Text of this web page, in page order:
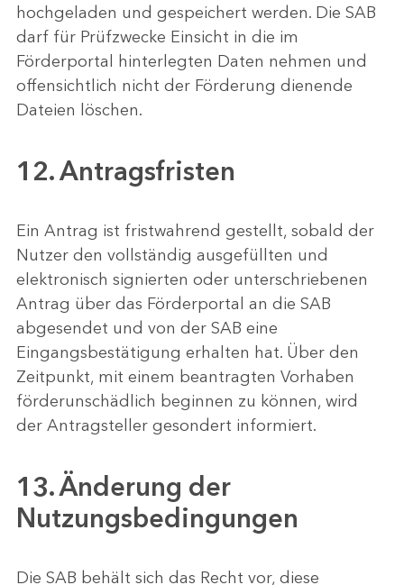
hochgeladen und gespeichert werden. Die SAB
darf für Prüfzwecke Einsicht in die im
Förderportal hinterlegten Daten nehmen und
offensichtlich nicht der Förderung dienende
Dateien löschen.
12. Antragsfristen
Ein Antrag ist fristwahrend gestellt, sobald der
Nutzer den vollständig ausgefüllten und
elektronisch signierten oder unterschriebenen
Antrag über das Förderportal an die SAB
abgesendet und von der SAB eine
Eingangsbestätigung erhalten hat. Über den
Zeitpunkt, mit einem beantragten Vorhaben
förderunschädlich beginnen zu können, wird
der Antragsteller gesondert informiert.
13. Änderung der
Nutzungsbedingungen
Die SAB behält sich das Recht vor, diese